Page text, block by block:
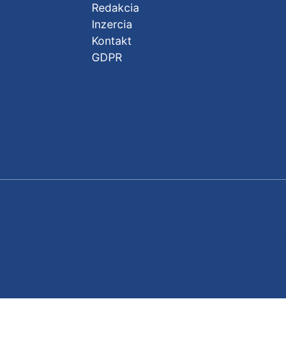
Redakcia
Inzercia
Kontakt
GDPR